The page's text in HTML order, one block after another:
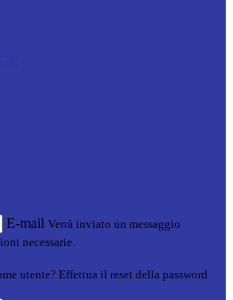
E-mail Verrà inviato un messaggio
necessarie.
utente? Effettua il reset della password